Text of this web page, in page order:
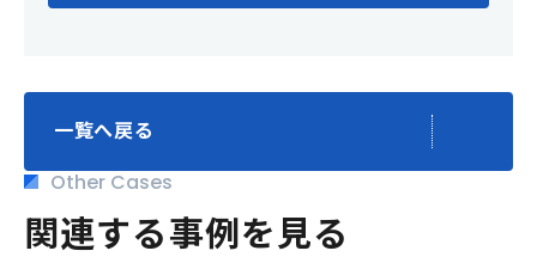
一覧へ戻る
Other Cases
関連する事例を見る